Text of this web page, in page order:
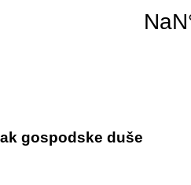
gospodske duše